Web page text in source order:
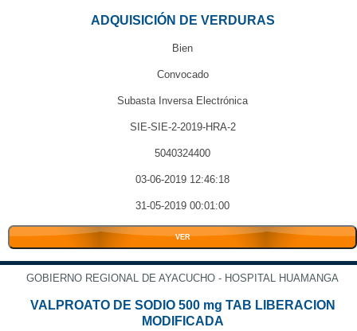
ADQUISICIÓN DE VERDURAS
Bien
Convocado
Subasta Inversa Electrónica
SIE-SIE-2-2019-HRA-2
5040324400
03-06-2019 12:46:18
31-05-2019 00:01:00
VER
GOBIERNO REGIONAL DE AYACUCHO - HOSPITAL HUAMANGA
VALPROATO DE SODIO 500 mg TAB LIBERACION
MODIFICADA